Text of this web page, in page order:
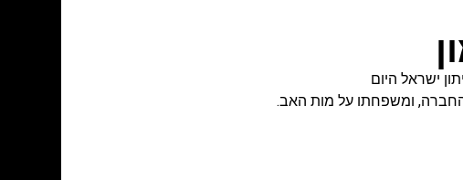
ישראל היום
החברה, ומשפחתו על מות האב.